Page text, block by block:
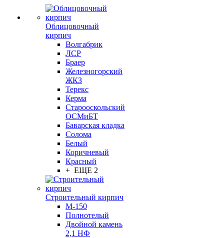
Облицовочный
кирпич
Волгабрик
ЛСР
Браер
Железногорский
ЖКЗ
Терекс
Керма
Старооскольский
ОСМиБТ
Баварская кладка
Солома
Белый
Коричневый
Красный
+ ЕЩЕ 2
Строительный кирпич
М-150
Полнотелый
Двойной камень
2,1 НФ